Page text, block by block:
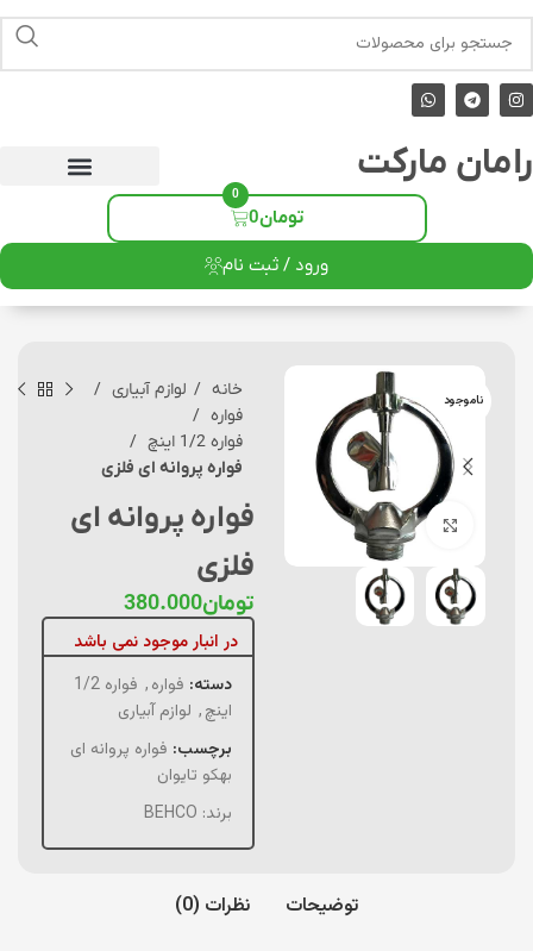
رامان مارکت
تومان0
0
ورود / ثبت نام
ناموجود
برای بزرگنمایی کلیک کنید
خانه
لوازم آبیاری
فواره
فواره 1/2 اینچ
فواره پروانه ای فلزی
فواره پروانه ای
فلزی
تومان380.000
در انبار موجود نمی باشد
دسته: فواره,
فواره 1/2
اینچ, لوازم آبیاری
برچسب: فواره پروانه ای
بهکو تایوان
برند: BEHCO
توضیحات نظرات (0)